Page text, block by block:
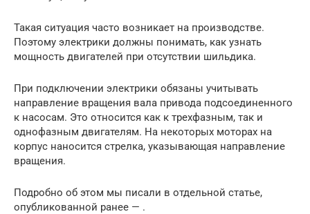
Такая ситуация часто возникает на производстве.
Поэтому электрики должны понимать, как узнать
мощность двигателей при отсутствии шильдика.
При подключении электрики обязаны учитывать
направление вращения вала привода подсоединенного
к насосам. Это относится как к трехфазным, так и
однофазным двигателям. На некоторых моторах на
корпус наносится стрелка, указывающая направление
вращения.
Подробно об этом мы писали в отдельной статье,
опубликованной ранее — .